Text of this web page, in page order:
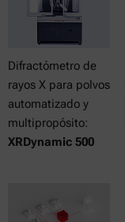
Difractómetro de
rayos X para polvos
automatizado y
multipropósito:
XRDynamic 500